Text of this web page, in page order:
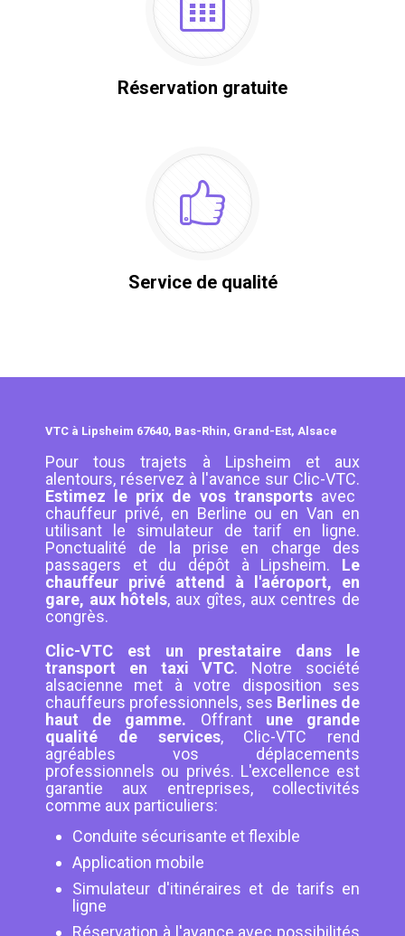
Réservation gratuite
Service de qualité
VTC à Lipsheim 67640, Bas-Rhin, Grand-Est, Alsace
Pour tous trajets à Lipsheim et aux
alentours, réservez à l'avance sur Clic-VTC.
Estimez le prix de vos transportsavec
chauffeur privé, en Berline ou en Van en
utilisant le simulateur de tarif en ligne.
Ponctualité de la prise en charge des
passagers et du dépôt à Lipsheim. Le
chauffeur privé attend à l'aéroport, en
gare, aux hôtels, aux gîtes, aux centres de
congrès.
Clic-VTC est un prestataire dans le
transport en taxi VTC. Notre société
alsacienne met à votre disposition ses
chauffeurs professionnels, ses Berlines de
haut de gamme. Offrant une grande
qualité de services, Clic-VTC rend
agréables vos déplacements
professionnels ou privés. L'excellence est
garantie aux entreprises, collectivités
comme aux particuliers:
Conduite sécurisante et flexible
Application mobile
Simulateur d'itinéraires et de tarifs en
ligne
Réservation à l'avance avec possibilités